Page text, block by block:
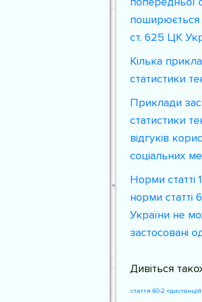
поширюється
ст. 625 ЦК
Кілька
статистики
Приклади
статистики
відгуків
соціальних
Норми статті
норми
України не
застосовані
Дивіться
стаття 60-2